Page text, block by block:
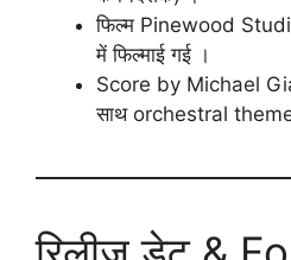
फिल्म Pinewood
में फिल्माई गई ।
Score by Michael
साथ orchestral